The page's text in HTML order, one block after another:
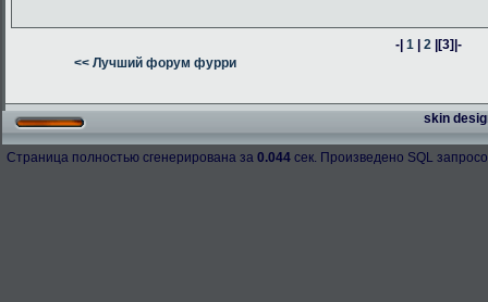
-|1 |2 |[3]|-
<< Лучший форум фурри
skin
Страница полностью сгенерирована за 0.044 сек. Произведено SQL